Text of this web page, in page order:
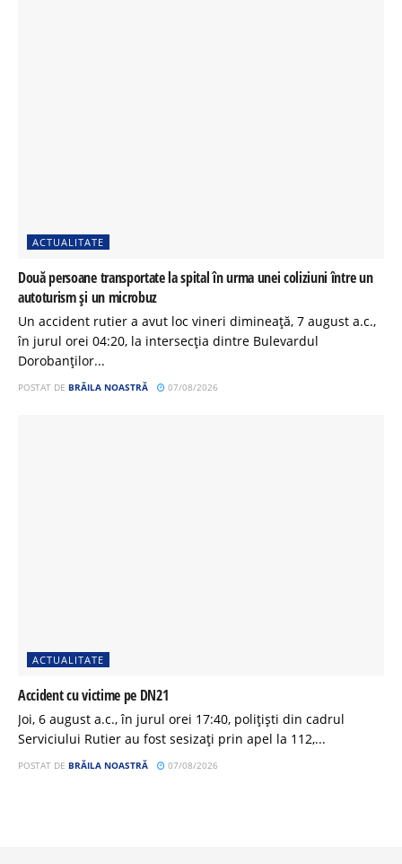
ACTUALITATE
Două persoane transportate la spital în urma unei coliziuni între un
autoturism și un microbuz
Un accident rutier a avut loc vineri dimineață, 7 august a.c.,
în jurul orei 04:20, la intersecția dintre Bulevardul
Dorobanților...
POSTAT DE BRĂILA NOASTRĂ 07/08/2026
ACTUALITATE
Accident cu victime pe DN21
Joi, 6 august a.c., în jurul orei 17:40, polițiști din cadrul
Serviciului Rutier au fost sesizați prin apel la 112,...
POSTAT DE BRĂILA NOASTRĂ 07/08/2026